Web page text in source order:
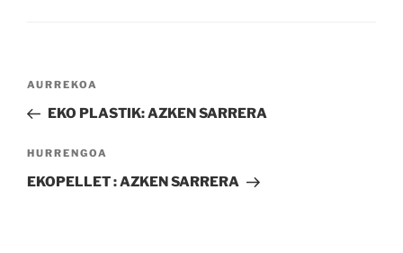
Bidalketetan
nabigatu
Aurreko
bidalketa
AURREKOA
EKO PLASTIK: AZKEN SARRERA
Hurrengo
bidalketa
HURRENGOA
EKOPELLET : AZKEN SARRERA